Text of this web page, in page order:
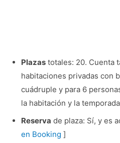
Plazastotales: 20. Cuenta
habitaciones privadas con
cuádruple y para 6
la habitación y la
Reserva de plaza: Sí, y es
en Booking ]